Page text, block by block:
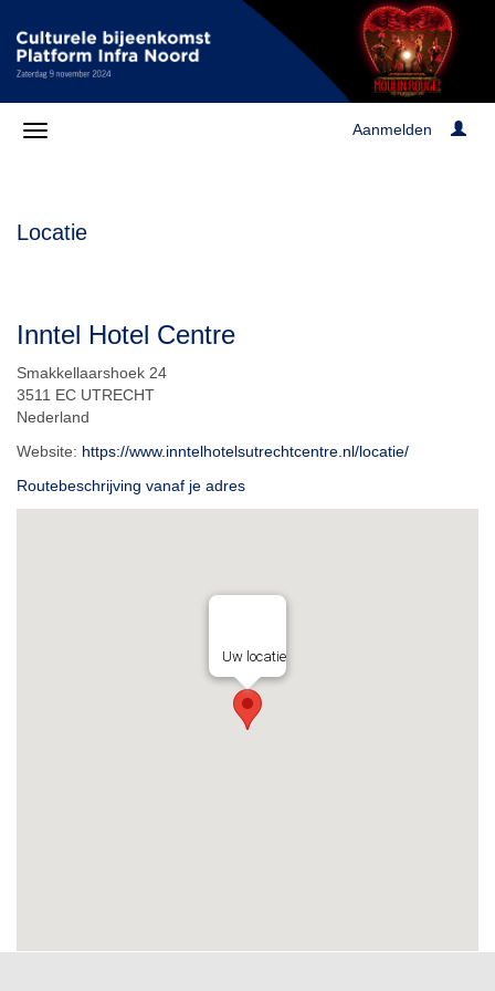
Aanmelden
Locatie
Inntel Hotel Centre
Smakkellaarshoek 24
3511 EC UTRECHT
Nederland
Website: https://www.inntelhotelsutrechtcentre.nl/locatie/
Routebeschrijving vanaf je adres
Uw locatie